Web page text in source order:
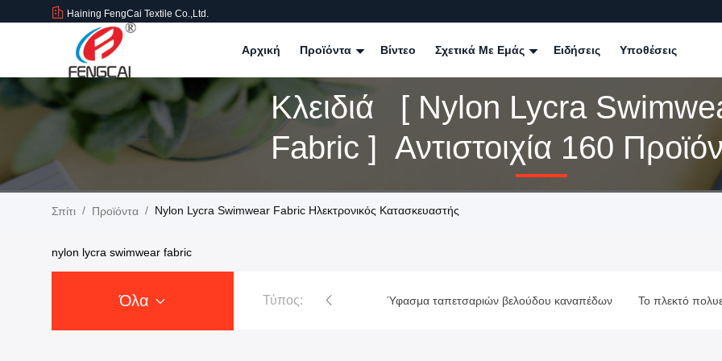
Haining FengCai Textile Co.,Ltd.
Αρχική Προϊόντα Βίντεο Σχετικά Με Εμάς Ειδήσεις Υποθέσεις
Κλειδιά [ Nylon Lycra
Fabric ] Αντιστοιχία 160
Σπίτι / Προϊόντα / Nylon Lycra Swimwear Fabric Ηλεκτρονικός Κατασκευαστής
nylon lycra swimwear fabric
Όλα Τύπος:
Ύφασμα βελούδου πολυεστέρα Φθορισμού υλικό ύφασμα Ύφασμα ταπετσαριών βελούδου καναπέδων Το πλεκτό